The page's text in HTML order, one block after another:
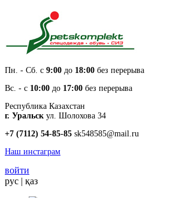
Пн. - Cб. с 9:00 до 18:00 без перерыва
Вс. - с 10:00 до 17:00 без перерыва
Республика Казахстан
г. Уральск ул. Шолохова 34
+7 (7112) 54-85-85 sk548585@mail.ru
Наш инстаграм
войти
рус | қаз